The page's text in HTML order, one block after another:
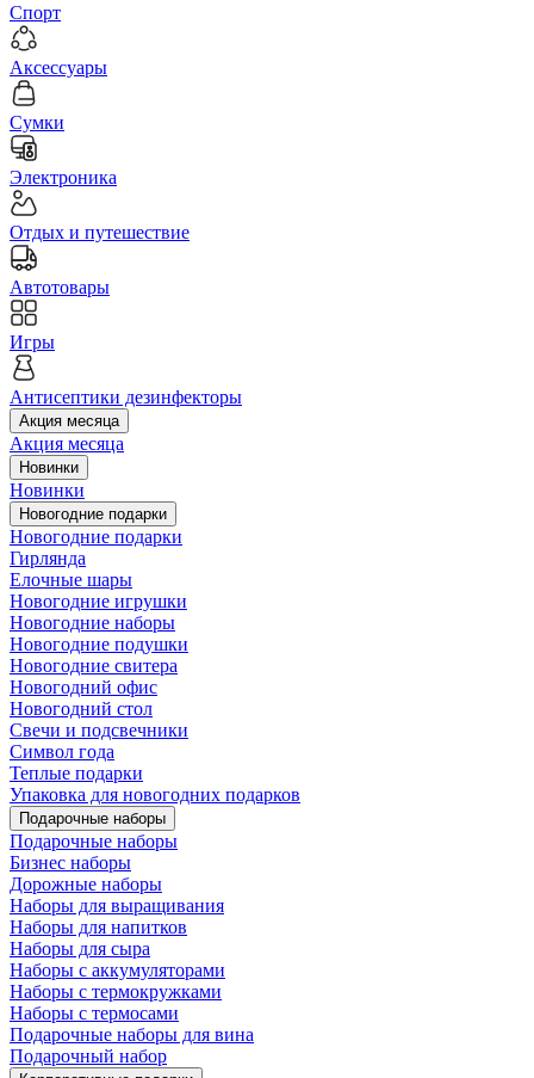
Спорт
Аксессуары
Сумки
Электроника
Отдых и путешествие
Автотовары
Игры
Антисептики дезинфекторы
Акция месяца
Акция месяца
Новинки
Новинки
Новогодние подарки
Новогодние подарки
Гирлянда
Елочные шары
Новогодние игрушки
Новогодние наборы
Новогодние подушки
Новогодние свитера
Новогодний офис
Новогодний стол
Свечи и подсвечники
Символ года
Теплые подарки
Упаковка для новогодних подарков
Подарочные наборы
Подарочные наборы
Бизнес наборы
Дорожные наборы
Наборы для выращивания
Наборы для напитков
Наборы для сыра
Наборы с аккумуляторами
Наборы с термокружками
Наборы с термосами
Подарочные наборы для вина
Подарочный набор